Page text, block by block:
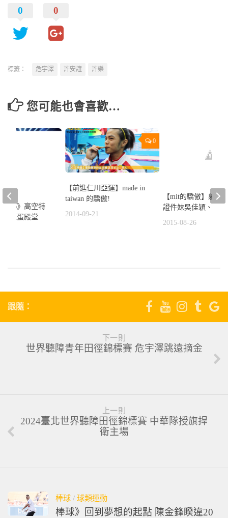
0 0
標籤： 危宇澤 許安誼 許樂
您可能也會喜歡…
0
【前進仁川亞運】made in
taiwan 的驕傲!
2014-09-21
【mit的驕傲】射擊
證件妹吳佳穎、杜
2015-08-26
星#5》高空特
小巨蛋殿堂
跟隨：
下一則
世界聽障青年田徑錦標賽 危宇澤跳遠摘金
上一則
2024臺北世界聽障田徑錦標賽 中華隊授旗捍
衛主場
棒球 / 球類運動
棒球》回到夢想的起點 陳金鋒睽違20